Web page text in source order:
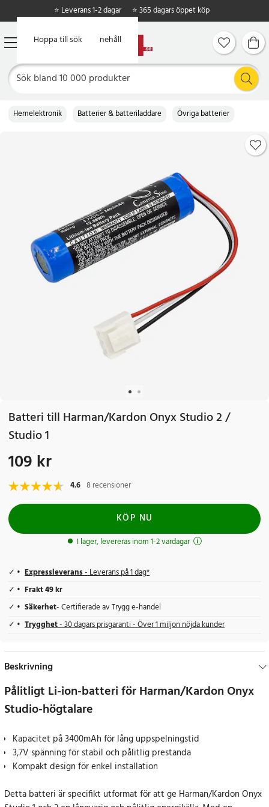
Hoppa till huvudinnehåll
Hoppa till sök
⭐ Leverans 1-2 dagar ⭐ 365 dagars öppet köp
Hemelektronik Batterier & batteriladdare Övriga batterier
Batteri till Harman/Kardon Onyx Studio 2 /
Studio 1
Pris:109 kr
109 kr
4.6 8 recensioner
KÖP NU
I lager, levereras inom 1-2 vardagar
Expressleverans- Leverans på 1 dag*
Frakt 49 kr
Säkerhet- Certifierade av Trygg e-handel
Trygghet- 30 dagars prisgaranti - Över 1 miljon nöjda kunder
Beskrivning
Pålitligt Li-ion-batteri för Harman/Kardon Onyx
Studio-högtalare
Kapacitet på 3400mAh för lång uppspelningstid
3,7V spänning för stabil och pålitlig prestanda
Kompakt design för enkel installation
Detta batteri är specifikt utformat för att ge Harman/Kardon Onyx